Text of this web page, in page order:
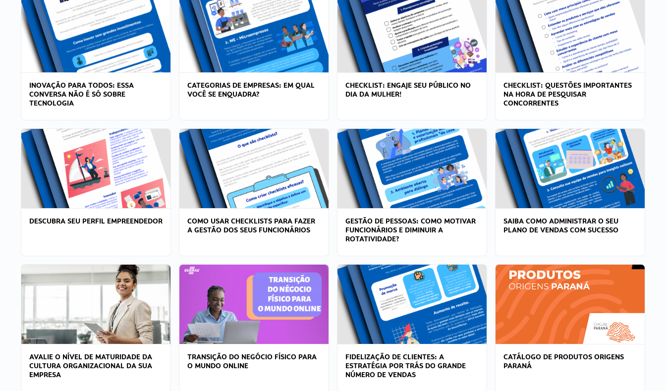
INOVAÇÃO PARA TODOS: ESSA
CONVERSA NÃO É SÓ SOBRE
TECNOLOGIA
CATEGORIAS DE EMPRESAS: EM QUAL
VOCÊ SE ENQUADRA?
CHECKLIST: ENGAJE SEU PÚBLICO NO
DIA DA MULHER!
CHECKLIST: QUESTÕES IMPORTANTES
NA HORA DE PESQUISAR
CONCORRENTES
DESCUBRA SEU PERFIL EMPREENDEDOR
COMO USAR CHECKLISTS PARA FAZER
A GESTÃO DOS SEUS FUNCIONÁRIOS
GESTÃO DE PESSOAS: COMO MOTIVAR
FUNCIONÁRIOS E DIMINUIR A
ROTATIVIDADE?
SAIBA COMO ADMINISTRAR O SEU
PLANO DE VENDAS COM SUCESSO
AVALIE O NÍVEL DE MATURIDADE DA
CULTURA ORGANIZACIONAL DA SUA
EMPRESA
TRANSIÇÃO DO NEGÓCIO FÍSICO PARA
O MUNDO ONLINE
FIDELIZAÇÃO DE CLIENTES: A
ESTRATÉGIA POR TRÁS DO GRANDE
NÚMERO DE VENDAS
CATÁLOGO DE PRODUTOS ORIGENS
PARANÁ